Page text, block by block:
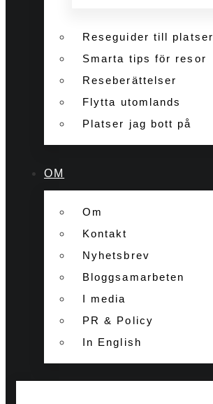
Reseguider till platser
Smarta tips för resor
Reseberättelser
Flytta utomlands
Platser jag bott på
OM
Om
Kontakt
Nyhetsbrev
Bloggsamarbeten
I media
PR & Policy
In English